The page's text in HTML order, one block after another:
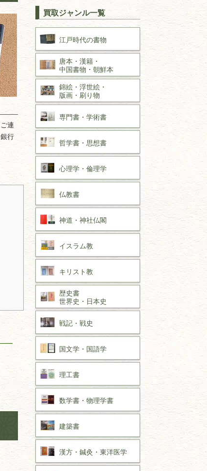
連
行
買取ジャンル一覧
江戸時代の書物
唐本・漢籍・
中国書物・朝鮮本
錦絵・浮世絵・
版画・刷り物
専門書・ 学術書
哲学書・思想書
心理学・倫理学
仏教書
神道・神社仏閣
イスラム教
キリスト教
歴史書
世界史・ 日本史
戦記・戦史
国文学・ 国語学
理工書
数学書・ 物理学書
建築書
漢方・ 鍼灸・ 東洋医学